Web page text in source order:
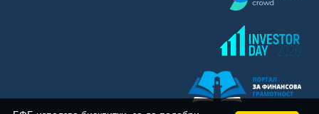
Capital One Financial Corp. (CFX)